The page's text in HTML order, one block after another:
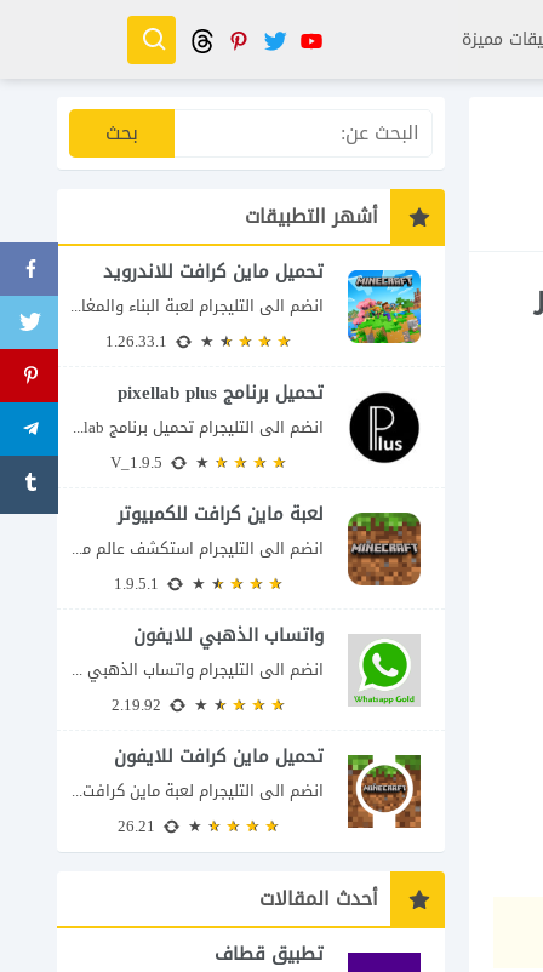
مميزة
أشهر التطبيقات
تحميل ماين كرافت للاندرويد
انضم الى التليجرام لعبة البناء والمغامرة التي لا تنتهي Minecraft إذا كنت تبحث عن...
تحميل برنامج pixellab plus
انضم الى التليجرام تحميل برنامج pixellab مهكر للاندرويد يعتبر تطبيق بيكسلاب من اشهر تطبيقات...
لعبة ماين كرافت للكمبيوتر
انضم الى التليجرام استكشف عالم ماين كرافت بتفاصيل مذهلة 🌟 هل أنت مستعد لمغامرة...
واتساب الذهبي للايفون
انضم الى التليجرام واتساب الذهبي 2023 للايفون إذا كنت تبحث عن واتساب الذهبي للايفون...
تحميل ماين كرافت للايفون
انضم الى التليجرام لعبة ماين كرافت للايفون Minecraft iOS تُعد لعبة Minecraft واحدة من...
أحدث المقالات
تطبيق قطاف